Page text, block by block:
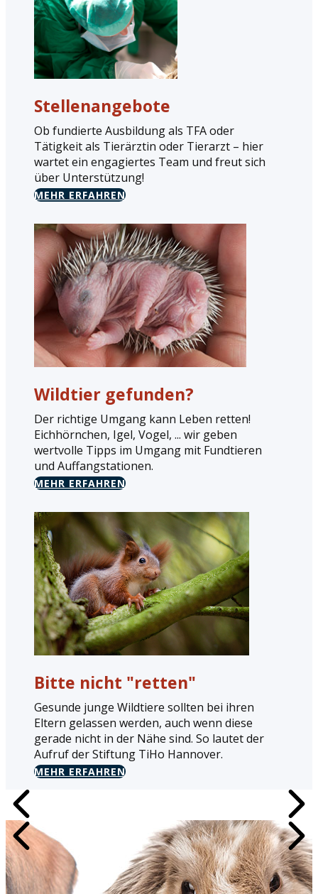
Stellenangebote
Ob fundierte Ausbildung als TFA oder
Tätigkeit als Tierärztin oder Tierarzt – hier
wartet ein engagiertes Team und freut sich
über Unterstützung!
MEHR ERFAHREN
Wildtier gefunden?
Der richtige Umgang kann Leben retten!
Eichhörnchen, Igel, Vogel, ... wir geben
wertvolle Tipps im Umgang mit Fundtieren
und Auffangstationen.
MEHR ERFAHREN
Bitte nicht "retten"
Gesunde junge Wildtiere sollten bei ihren
Eltern gelassen werden, auch wenn diese
gerade nicht in der Nähe sind. So lautet der
Aufruf der Stiftung TiHo Hannover.
MEHR ERFAHREN